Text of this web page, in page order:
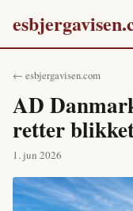
← esbjergavisen.com
AD
retter
1. jun 2026